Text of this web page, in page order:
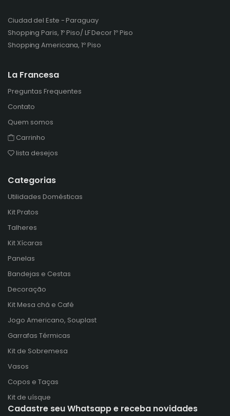
Ciudad del Este - Paraguay
Shopping Paris, 1º Piso/ LF Decor 1º Piso
Shopping Americana, 1º Piso
La Francesa
Preguntas Frequentes
Contato
Quem somos
Carrinho
lista desejos
Categorias
Utilidades Domésticas
Kit Pratos
Talheres
Kit Xícaras
Panelas
Bandejas e Cestas
Decoração
Kit Mesa chá e Café
Jogo Americano, Souplast
Garrafas Térmicas
Kit de Sobremesa
Vasos
Copos e Taças
Kit de uísque
Cadastre seu Whatsapp e receba novidades